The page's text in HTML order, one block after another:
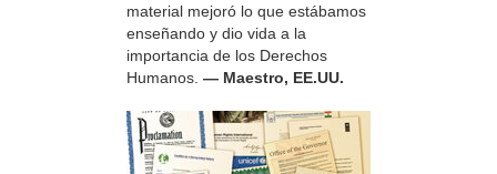
material mejoró lo que estábamos
enseñando y dio vida a la
importancia de los Derechos
Humanos. — Maestro, EE.UU.